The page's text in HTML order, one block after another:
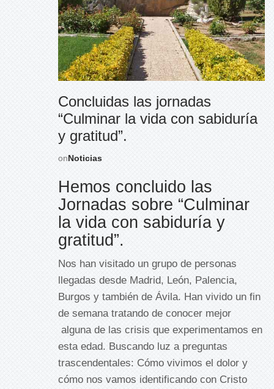
Concluidas las jornadas
“Culminar la vida con sabiduría
y gratitud”.
onNoticias
Hemos concluido las
Jornadas sobre “Culminar
la vida con sabiduría y
gratitud”.
Nos han visitado un grupo de personas
llegadas desde Madrid, León, Palencia,
Burgos y también de Ávila. Han vivido un fin
de semana tratando de conocer mejor
alguna de las crisis que experimentamos en
esta edad. Buscando luz a preguntas
trascendentales: Cómo vivimos el dolor y
cómo nos vamos identificando con Cristo